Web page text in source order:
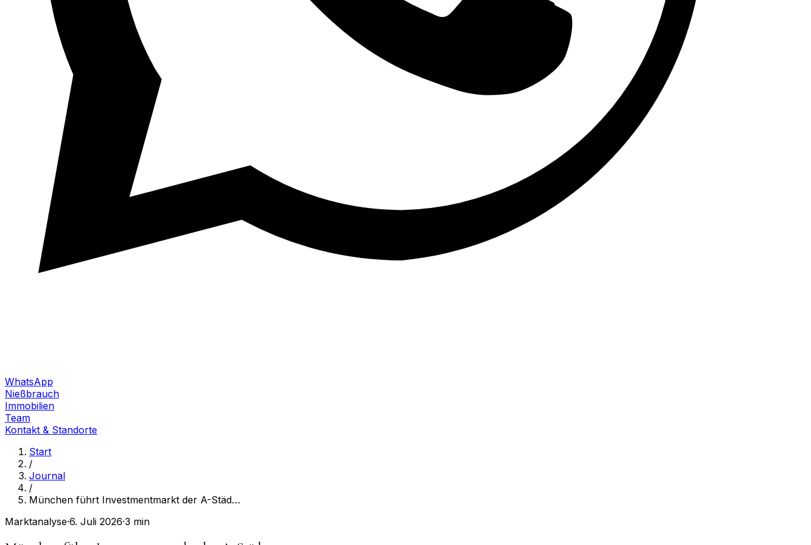
WhatsApp
Nießbrauch
Immobilien
Team
Kontakt & Standorte
Start
/
Journal
/
München führt Investmentmarkt der A-Städ…
Marktanalyse·6. Juli 2026·3 min